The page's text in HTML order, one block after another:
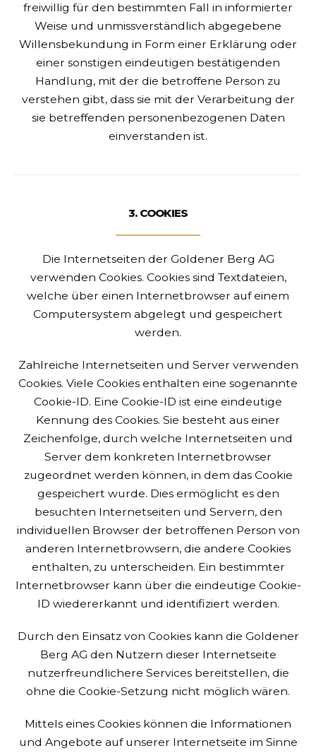
freiwillig für den bestimmten Fall in informierter
Weise und unmissverständlich abgegebene
Willensbekundung in Form einer Erklärung oder
einer sonstigen eindeutigen bestätigenden
Handlung, mit der die betroffene Person zu
verstehen gibt, dass sie mit der Verarbeitung der
sie betreffenden personenbezogenen Daten
einverstanden ist.
3. COOKIES
Die Internetseiten der Goldener Berg AG
verwenden Cookies. Cookies sind Textdateien,
welche über einen Internetbrowser auf einem
Computersystem abgelegt und gespeichert
werden.
Zahlreiche Internetseiten und Server verwenden
Cookies. Viele Cookies enthalten eine sogenannte
Cookie-ID. Eine Cookie-ID ist eine eindeutige
Kennung des Cookies. Sie besteht aus einer
Zeichenfolge, durch welche Internetseiten und
Server dem konkreten Internetbrowser
zugeordnet werden können, in dem das Cookie
gespeichert wurde. Dies ermöglicht es den
besuchten Internetseiten und Servern, den
individuellen Browser der betroffenen Person von
anderen Internetbrowsern, die andere Cookies
enthalten, zu unterscheiden. Ein bestimmter
Internetbrowser kann über die eindeutige Cookie-
ID wiedererkannt und identifiziert werden.
Durch den Einsatz von Cookies kann die Goldener
Berg AG den Nutzern dieser Internetseite
nutzerfreundlichere Services bereitstellen, die
ohne die Cookie-Setzung nicht möglich wären.
Mittels eines Cookies können die Informationen
und Angebote auf unserer Internetseite im Sinne